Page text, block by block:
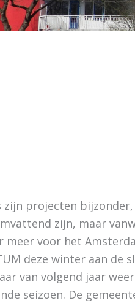
zijn projecten
zijn, maar
meer voor het
deze winter aan de
van volgend jaar
seizoen. De